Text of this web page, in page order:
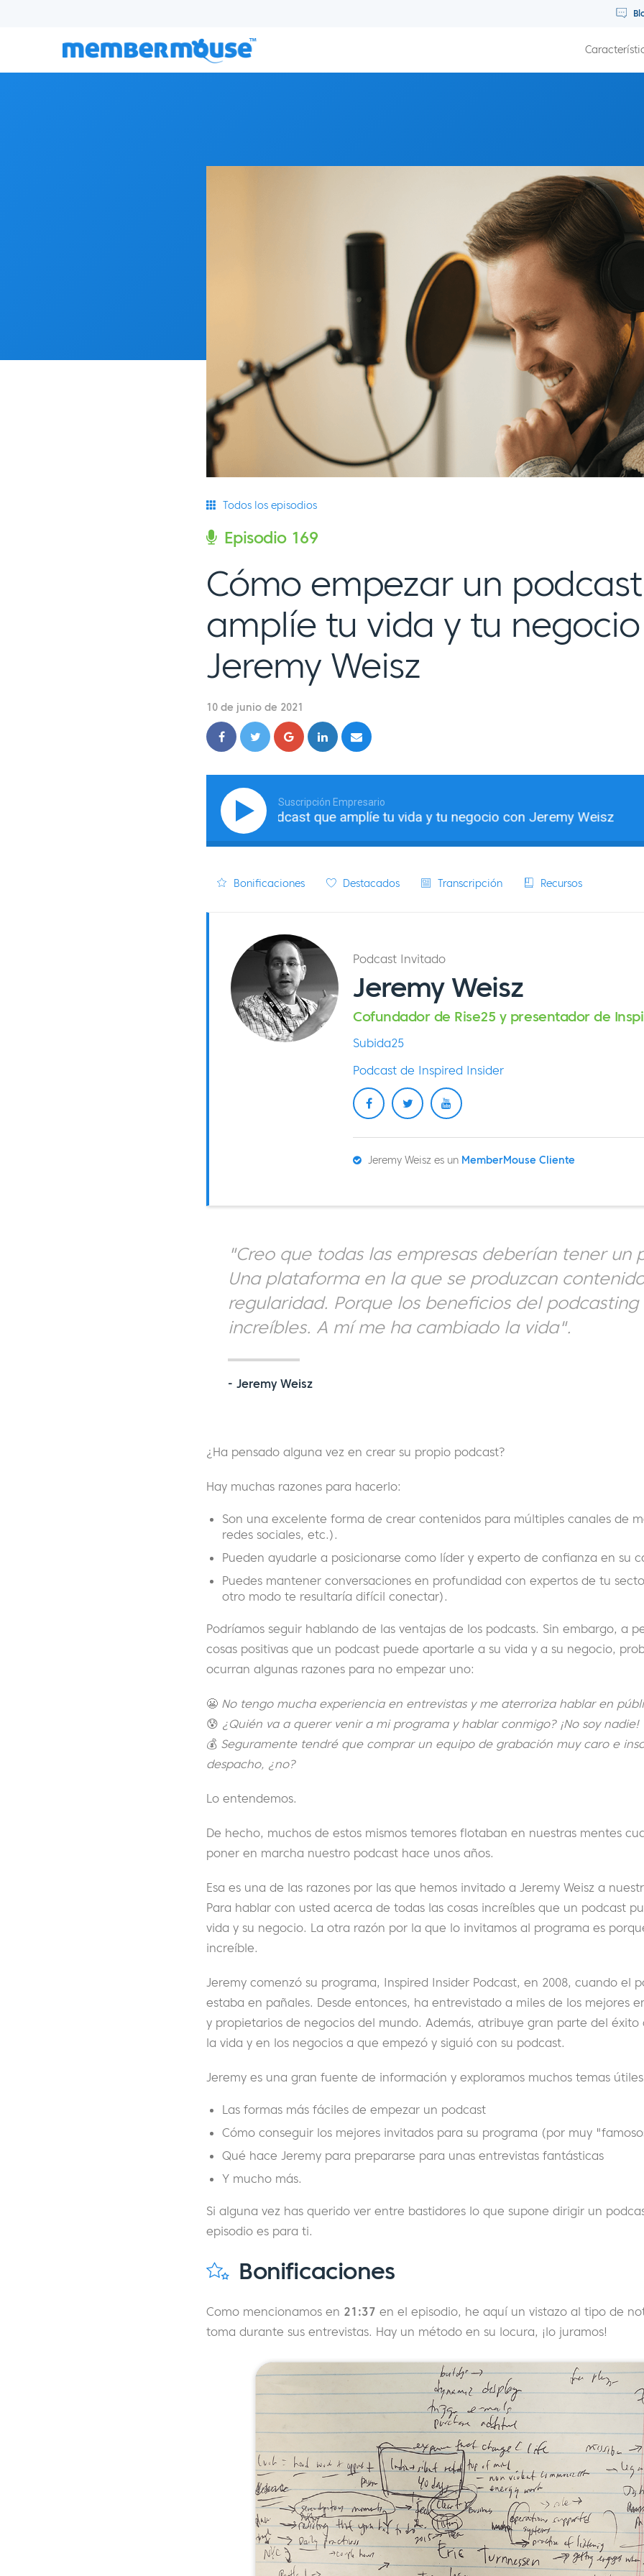
Episodio 169:Cómo empezar un podcast que amplíe tu vida y tu negocio con Jeremy Weisz
Todos los episodios
Episodio 169
Cómo empezar un
amplíe tu vida y tu
Jeremy Weisz
10 de junio de 2021
Suscripción Empresario
Cómo empezar un podcast que amplíe tu vida y tu negocio con Jeremy Weisz
Bonificaciones Destacados Transcripción Recursos
Podcast Invitado
Jeremy Weisz
Cofundador de Rise25 y presentador de
Subida25
Podcast de Inspired Insider
Jeremy Weisz es un MemberMouse Cliente
"Creo que todas las empresas deberían tener un
Una plataforma en la que se produzcan
regularidad. Porque los beneficios del podcasting
increíbles. A mí me ha cambiado la vida".
- Jeremy Weisz
¿Ha pensado alguna vez en crear su propio podcast?
Hay muchas razones para hacerlo:
Son una excelente forma de crear contenidos para múltiples canales de
redes sociales, etc.).
Pueden ayudarle a posicionarse como líder y experto de confianza en su
Puedes mantener conversaciones en profundidad con expertos de tu
otro modo te resultaría difícil conectar).
Podríamos seguir hablando de las ventajas de los podcasts. Sin embargo, a
cosas positivas que un podcast puede aportarle a su vida y a su negocio,
ocurran algunas razones para no empezar uno:
😬 No tengo mucha experiencia en entrevistas y me aterroriza hablar en
😰 ¿Quién va a querer venir a mi programa y hablar conmigo? ¡No soy nadie!
💰 Seguramente tendré que comprar un equipo de grabación muy caro e
despacho, ¿no?
Lo entendemos.
De hecho, muchos de estos mismos temores flotaban en nuestras mentes
poner en marcha nuestro podcast hace unos años.
Esa es una de las razones por las que hemos invitado a Jeremy Weisz a
Para hablar con usted acerca de todas las cosas increíbles que un podcast
vida y su negocio. La otra razón por la que lo invitamos al programa es
increíble.
Jeremy comenzó su programa, Inspired Insider Podcast, en 2008, cuando el
estaba en pañales. Desde entonces, ha entrevistado a miles de los mejores
y propietarios de negocios del mundo. Además, atribuye gran parte del
la vida y en los negocios a que empezó y siguió con su podcast.
Jeremy es una gran fuente de información y exploramos muchos temas
Las formas más fáciles de empezar un podcast
Cómo conseguir los mejores invitados para su programa (por muy
Qué hace Jeremy para prepararse para unas entrevistas fantásticas
Y mucho más.
Si alguna vez has querido ver entre bastidores lo que supone dirigir un
episodio es para ti.
Bonificaciones
Como mencionamos en 21:37 en el episodio, he aquí un vistazo al tipo de
toma durante sus entrevistas. Hay un método en su locura, ¡lo juramos!